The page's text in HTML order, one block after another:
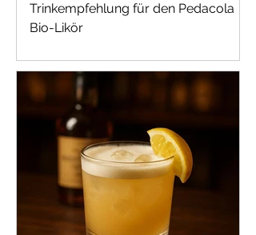
Trinkempfehlung für den Pedacola
Bio-Likör